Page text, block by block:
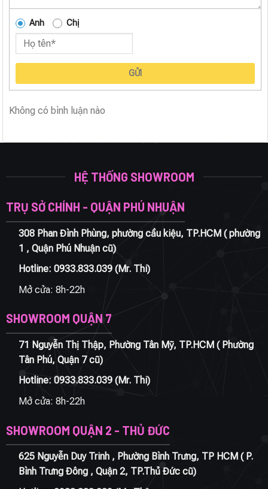
Anh Chị
GỬI
Không có bình luận nào
HỆ THỐNG SHOWROOM
TRỤ SỞ CHÍNH - QUẬN PHÚ NHUẬN
308 Phan Đình Phùng, phường cầu kiệu, TP.HCM ( phường
1 , Quận Phú Nhuận cũ)
Hotline: 0933.833.039(Mr. Thi)
Mở cửa: 8h-22h
SHOWROOM QUẬN 7
71 Nguyễn Thị Thập, Phường Tân Mỹ, TP.HCM ( Phường
Tân Phú, Quận 7 cũ)
Hotline: 0933.833.039(Mr. Thi)
Mở cửa: 8h-22h
SHOWROOM QUẬN 2 - THỦ ĐỨC
625 Nguyễn Duy Trinh , Phường Bình Trưng, TP HCM ( P.
Bình Trưng Đông , Quận 2, TP.Thủ Đức cũ)